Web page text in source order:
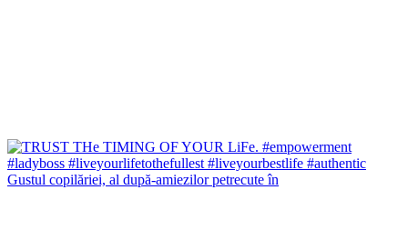
Gustul copilăriei, al după-amiezilor petrecute în